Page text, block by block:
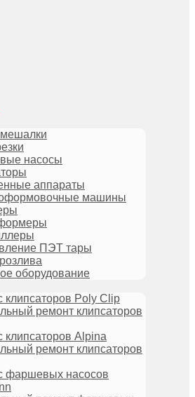
насосы
аппараты
машины
ПЭТ тары
оборудование
клипсаторов Poly Clip
ремонт клипсаторов
клипсаторов Alpina
ремонт клипсаторов
фаршевых насосов